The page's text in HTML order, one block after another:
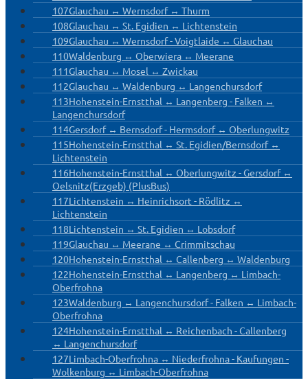
107Glauchau ↔ Wernsdorf ↔ Thurm
108Glauchau ↔ St. Egidien ↔ Lichtenstein
109Glauchau ↔ Wernsdorf - Voigtlaide ↔ Glauchau
110Waldenburg ↔ Oberwiera ↔ Meerane
111Glauchau ↔ Mosel ↔ Zwickau
112Glauchau ↔ Waldenburg ↔ Langenchursdorf
113Hohenstein-Ernstthal ↔ Langenberg - Falken ↔
Langenchursdorf
114Gersdorf ↔ Bernsdorf - Hermsdorf ↔ Oberlungwitz
115Hohenstein-Ernstthal ↔ St. Egidien/Bernsdorf ↔
Lichtenstein
116Hohenstein-Ernstthal ↔ Oberlungwitz - Gersdorf ↔
Oelsnitz(Erzgeb) (PlusBus)
117Lichtenstein ↔ Heinrichsort - Rödlitz ↔
Lichtenstein
118Lichtenstein ↔ St. Egidien ↔ Lobsdorf
119Glauchau ↔ Meerane ↔ Crimmitschau
120Hohenstein-Ernstthal ↔ Callenberg ↔ Waldenburg
122Hohenstein-Ernstthal ↔ Langenberg ↔ Limbach-
Oberfrohna
123Waldenburg ↔ Langenchursdorf - Falken ↔ Limbach-
Oberfrohna
124Hohenstein-Ernstthal ↔ Reichenbach - Callenberg
↔ Langenchursdorf
127Limbach-Oberfrohna ↔ Niederfrohna - Kaufungen -
Wolkenburg ↔ Limbach-Oberfrohna